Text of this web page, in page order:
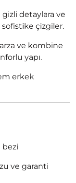
detaylara ve
çizgiler.
ve kombine
yapı.
erkek
bezi
ve garanti